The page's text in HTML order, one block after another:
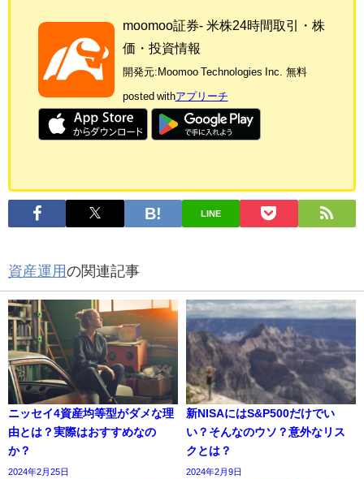
moomoo証券- 米株24時間取引・株
価・投資情報
開発元: Moomoo Technologies Inc. 無料
posted withアプリーチ
LINE
資産運用の関連記事
ニッセイ4資産均等型がダメな理
由とは？実際はおすすめなの
か？
2024年2月25日
新NISAにはS&P500だけでい
い？そんなのウソ？意外なリス
クとは？
2024年2月9日